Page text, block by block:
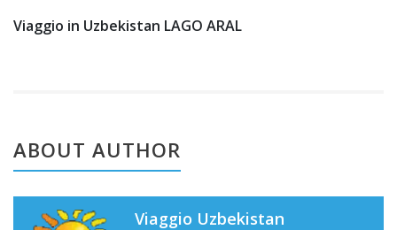
Viaggio in Uzbekistan LAGO ARAL
ABOUT AUTHOR
Viaggio Uzbekistan